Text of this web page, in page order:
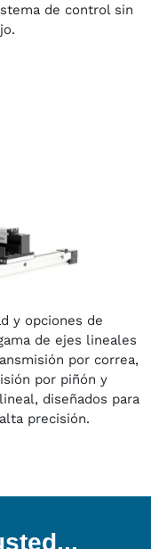
de control sin
y opciones de
de ejes lineales
por correa,
por piñón y
diseñados para
precisión.